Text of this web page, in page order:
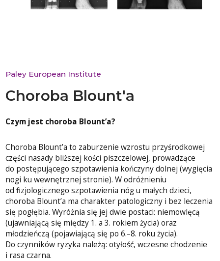
Paley European Institute
Choroba Blount'a
Czym jest choroba Blount’a?
Choroba Blount’a to zaburzenie wzrostu przyśrodkowej
części nasady bliższej kości piszczelowej, prowadzące
do postępującego szpotawienia kończyny dolnej (wygięcia
nogi ku wewnętrznej stronie). W odróżnieniu
od fizjologicznego szpotawienia nóg u małych dzieci,
choroba Blount’a ma charakter patologiczny i bez leczenia
się pogłębia. Wyróżnia się jej dwie postaci: niemowlęcą
(ujawniającą się między 1. a 3. rokiem życia) oraz
młodzieńczą (pojawiającą się po 6.–8. roku życia).
Do czynników ryzyka należą: otyłość, wczesne chodzenie
i rasa czarna.